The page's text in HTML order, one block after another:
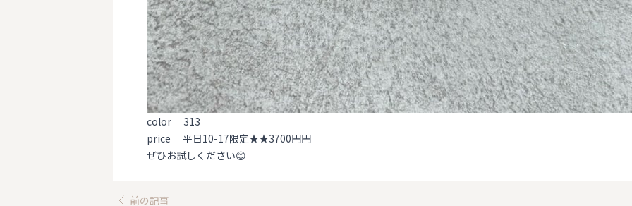
color 313
price 平日10-17限定★★3700円円
ぜひお試しください😊
前の記事